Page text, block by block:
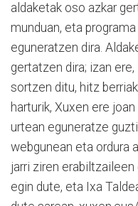
aldaketak oso azkar
munduan, eta
eguneratzen dira.
gertatzen dira; izan
sortzen ditu, hitz
harturik, Xuxen ere
urtean eguneratze
webgunean eta ordura
jarri ziren erabiltzaileen
egin dute, eta Ixa